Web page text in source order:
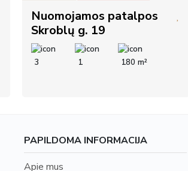
Nuomojamos patalpos
Skroblų g. 19
3 1 180 m²
PAPILDOMA INFORMACIJA
Apie mus